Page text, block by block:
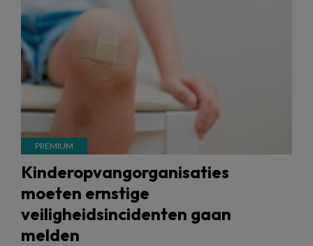
Kinderopvangorganisaties
moeten ernstige
veiligheidsincidenten gaan
melden